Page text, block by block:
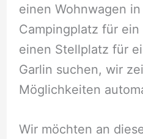
einen Wohnwagen in
Campingplatz für
einen Stellplatz für
Garlin suchen, wir
Möglichkeiten
Wir möchten an